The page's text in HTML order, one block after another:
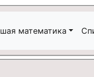
математика